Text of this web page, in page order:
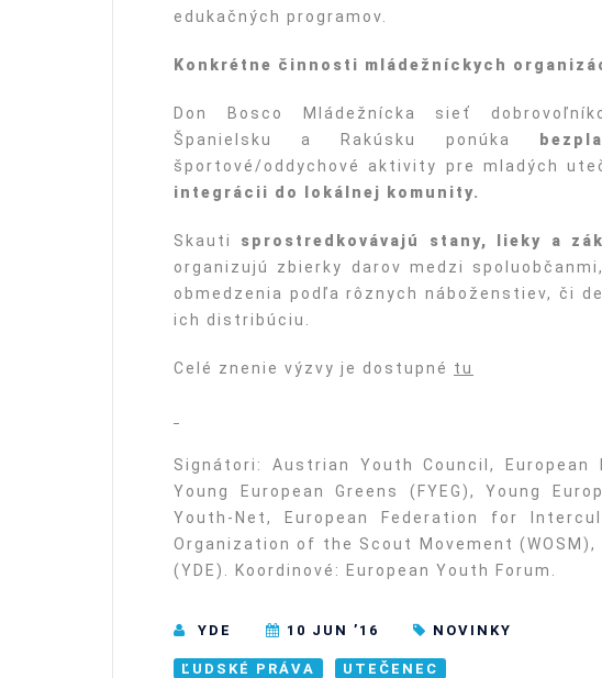
edukačných programov.
Konkrétne činnosti mládežníckych
Don Bosco Mládežnícka sieť
Španielsku a Rakúsku ponúka
športové/oddychové aktivity pre mladých
integrácii do lokálnej komunity.
Skauti sprostredkovávajú stany, lieky a
organizujú zbierky darov medzi
obmedzenia podľa rôznych náboženstiev, či
ich distribúciu.
Celé znenie výzvy je dostupné tu
Signátori: Austrian Youth Council,
Young European Greens (FYEG), Young
Youth-Net, European Federation for
Organization of the Scout Movement
(YDE). Koordinové: European Youth Forum.
YDE 10 JUN ’16 NOVINKY
ĽUDSKÉ PRÁVA UTEČENEC